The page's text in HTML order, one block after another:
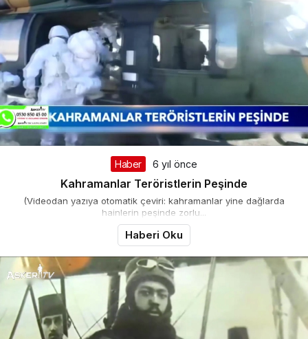
Haber 6 yıl önce
Kahramanlar Teröristlerin Peşinde
(Videodan yazıya otomatik çeviri: kahramanlar yine dağlarda
hainlerin peşinde zorlu...
Haberi Oku